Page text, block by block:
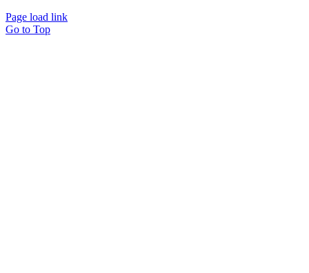
Page load link
Go to Top